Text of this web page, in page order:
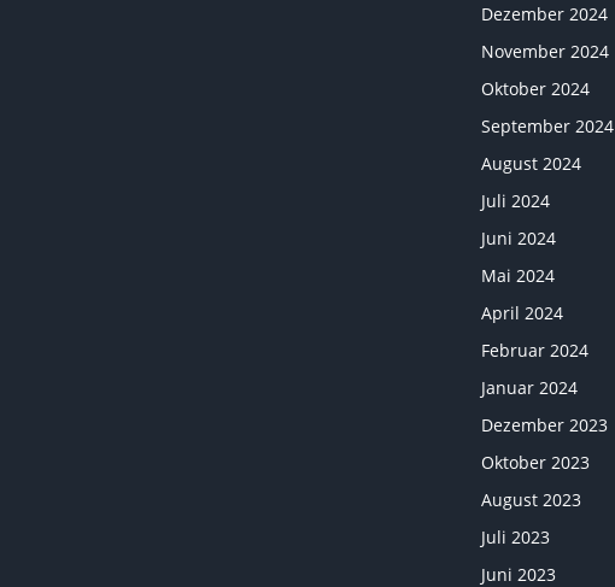
Dezember 2024
November 2024
Oktober 2024
September 2024
August 2024
Juli 2024
Juni 2024
Mai 2024
April 2024
Februar 2024
Januar 2024
Dezember 2023
Oktober 2023
August 2023
Juli 2023
Juni 2023